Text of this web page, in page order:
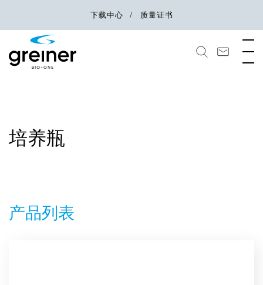
下载中心 质量证书
培养瓶
产品列表